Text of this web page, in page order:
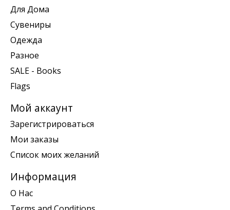
Для Дома
Сувениры
Одежда
Разное
SALE - Books
Flags
Мой аккаунт
Зарегистрироваться
Мои заказы
Список моих желаний
Информация
О Нас